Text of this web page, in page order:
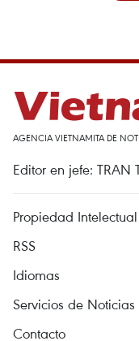
AGENCIA VIETNAMITA DE
Editor en jefe: TRAN
Propiedad Intelectual
RSS
Idiomas
Servicios de Noticias
Contacto